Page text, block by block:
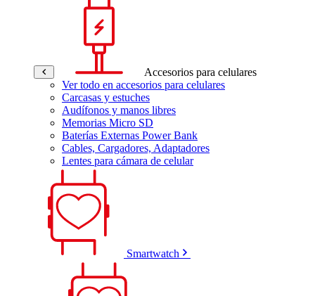
Accesorios para celulares
Ver todo en accesorios para celulares
Carcasas y estuches
Audífonos y manos libres
Memorias Micro SD
Baterías Externas Power Bank
Cables, Cargadores, Adaptadores
Lentes para cámara de celular
Smartwatch